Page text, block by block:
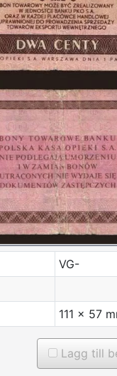
VG-
111 x 57
Lagg till